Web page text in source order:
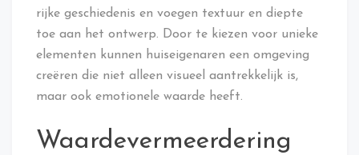
rijke geschiedenis en voegen textuur en diepte
toe aan het ontwerp. Door te kiezen voor unieke
elementen kunnen huiseigenaren een omgeving
creëren die niet alleen visueel aantrekkelijk is,
maar ook emotionele waarde heeft.
Waardevermeerdering